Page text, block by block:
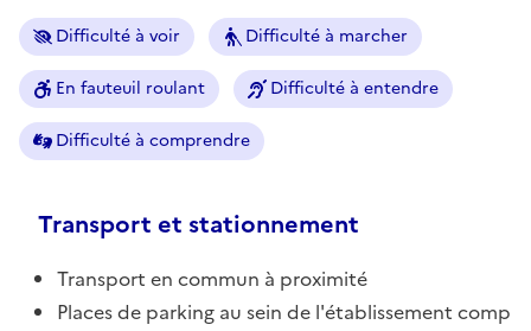
Difficulté à voir Difficulté à marcher
En fauteuil roulant Difficulté à entendre
Difficulté à comprendre
Transport et stationnement
Transport en commun à proximité
Places de parking au sein de l'établissement comp